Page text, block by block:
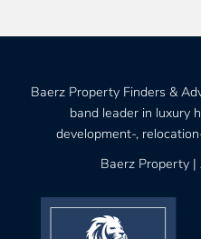
Baerz Property Finders &
band leader in luxury
development-,
Baerz Property